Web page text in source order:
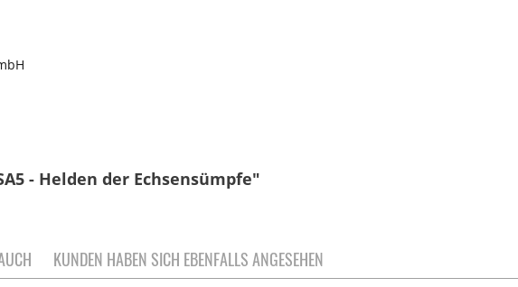
- Helden der Echsensümpfe"
KUNDEN HABEN SICH EBENFALLS ANGESEHEN